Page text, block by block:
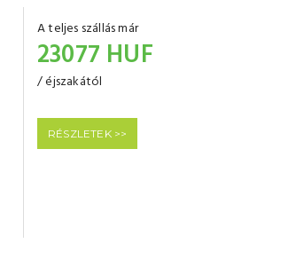
A teljes szállás már
23077 HUF
/ éjszakától
RÉSZLETEK >>